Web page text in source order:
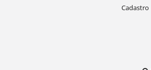
Cadastro